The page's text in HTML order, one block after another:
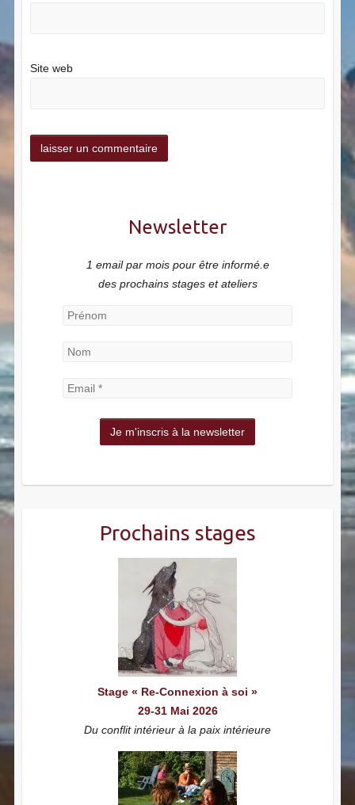
Site web
Newsletter
1 email par mois pour être informé.e
des prochains stages et ateliers
Prochains stages
Stage « Re-Connexion à soi »
29-31 Mai 2026
Du conflit intérieur à la paix intérieure